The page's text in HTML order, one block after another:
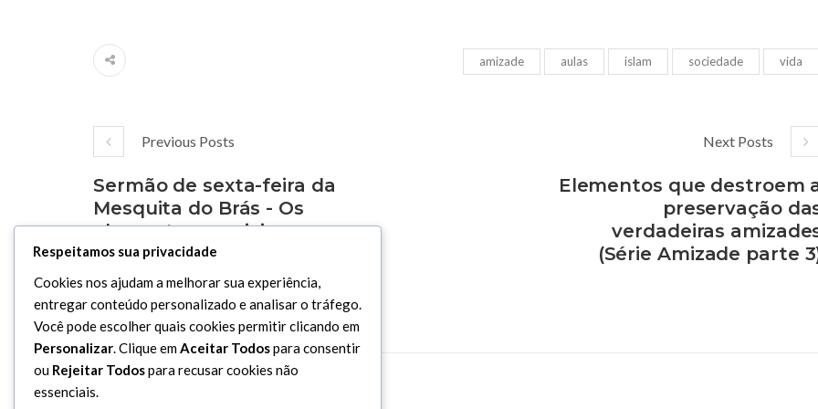
amizade aulas islam sociedade vida
Previous Posts
Sermão de sexta-feira da
Mesquita do Brás - Os
elementos cruciais para a
formação da
personalidade - Sheikh
Wissam Issa – 01/02/2019
Next Posts
Elementos que destroem
preservação
verdadeiras
(Série Amizade parte
Respeitamos sua privacidade
Cookies nos ajudam a melhorar sua experiência,
entregar conteúdo personalizado e analisar o tráfego.
Você pode escolher quais cookies permitir clicando em
Personalizar. Clique emAceitar Todospara consentir
ou Rejeitar Todospara recusar cookies não
essenciais.